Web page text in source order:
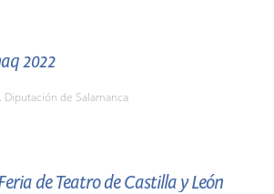
2022
Diputación de Salamanca
de Teatro de Castilla y León